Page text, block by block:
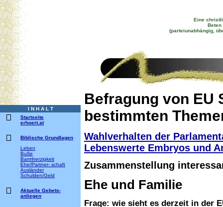
I N H A L T
Startseite
erhoert.at
Biblische Grundlagen
Leben
Buße
Barmherzigkeit
Ehe/Partner- schaft
Ausländer
Schulden/Geld
Aktuelle Gebets-
anliegen
Eine
Beten
(parteiunabhängig,
Befragung von EU
bestimmten
Wahlverhalten der
Lebenswerte Embryos und
Zusammenstellung
Ehe und Familie
Frage: wie sieht es derzeit in der